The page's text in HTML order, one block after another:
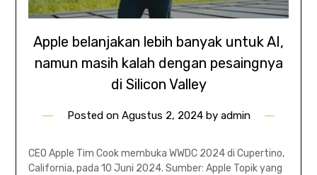
Apple belanjakan lebih banyak untuk AI,
namun masih kalah dengan pesaingnya
di Silicon Valley
Posted on Agustus 2, 2024by admin
CEO Apple Tim Cook membuka WWDC 2024 di Cupertino,
California, pada 10 Juni 2024. Sumber: Apple Topik yang